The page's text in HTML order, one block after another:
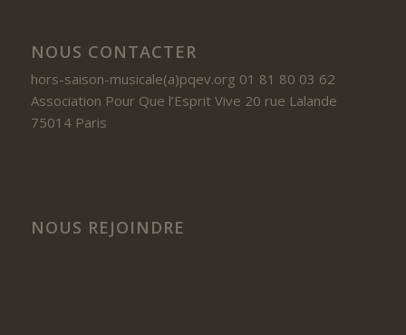
NOUS CONTACTER
hors-saison-musicale(a)pqev.org 01 81 80 03 62
Association Pour Que l’Esprit Vive 20 rue Lalande
75014 Paris
NOUS REJOINDRE